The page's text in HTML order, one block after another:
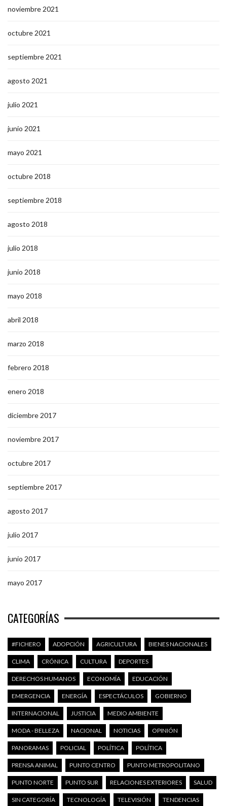
noviembre 2021
octubre 2021
septiembre 2021
agosto 2021
julio 2021
junio 2021
mayo 2021
octubre 2018
septiembre 2018
agosto 2018
julio 2018
junio 2018
mayo 2018
abril 2018
marzo 2018
febrero 2018
enero 2018
diciembre 2017
noviembre 2017
octubre 2017
septiembre 2017
agosto 2017
julio 2017
junio 2017
mayo 2017
CATEGORÍAS
#FICHERO ADOPCIÓN AGRICULTURA BIENES NACIONALES
CLIMA CRÓNICA CULTURA DEPORTES
DERECHOS HUMANOS ECONOMÍA EDUCACIÓN
EMERGENCIA ENERGÍA ESPECTÁCULOS GOBIERNO
INTERNACIONAL JUSTICIA MEDIO AMBIENTE
MODA - BELLEZA NACIONAL NOTICIAS OPINIÓN
PANORAMAS POLICIAL POLÍTICA POLÍTICA
PRENSA ANIMAL PUNTO CENTRO PUNTO METROPOLITANO
PUNTO NORTE PUNTO SUR RELACIONES EXTERIORES SALUD
SIN CATEGORÍA TECNOLOGÍA TELEVISIÓN TENDENCIAS